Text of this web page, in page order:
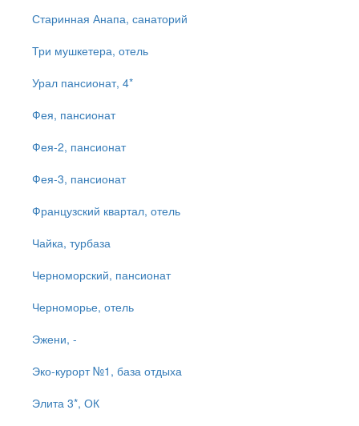
Старинная Анапа, санаторий
Три мушкетера, отель
Урал пансионат, 4*
Фея, пансионат
Фея-2, пансионат
Фея-3, пансионат
Французский квартал, отель
Чайка, турбаза
Черноморский, пансионат
Черноморье, отель
Эжени, -
Эко-курорт №1, база отдыха
Элита 3*, ОК